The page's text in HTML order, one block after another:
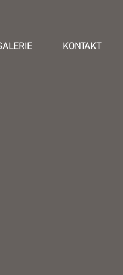
KONTAKT